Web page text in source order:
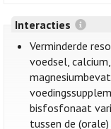
Interacties
Verminderde
voedsel,
bisfosfonaat
tussen de